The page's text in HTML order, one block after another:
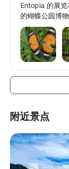
Entopia 的展
的蝴蝶公园博
新的体验。这
以坐下来享用
的家人对此印
蝶，而且对整
绝对是必游景
附近景点